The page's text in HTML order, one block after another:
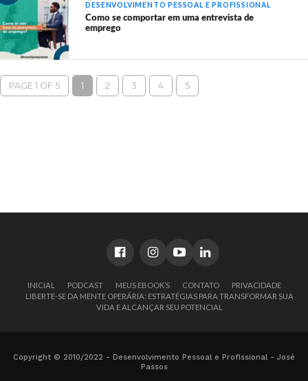
DESENVOLVIMENTO PESSOAL E PROFISSIONAL
Como se comportar em uma entrevista de
emprego
PAGE 1 OF 5 1 2 3 4 5
INICIAL PODCAST MEUS EBOOK’S CONTATO
PRIVACIDADE
LIBERTE-SE DA MENTE OPERÁRIA: ESTRATÉGIAS PARA TRANSFORMAR SUA
VIDA E ALCANÇAR SEU POTENCIAL
Copyright © 2010/2022 - Desenvolvimento Pessoal e Profissional - José
Passos